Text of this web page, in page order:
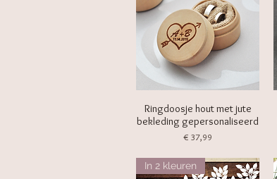
Ringdoosje hout met jute
bekleding gepersonaliseerd
Prijs
€ 37,99
In 2 kleuren